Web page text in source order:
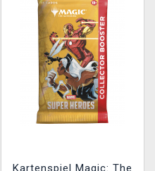
Kartenspiel Magic: The